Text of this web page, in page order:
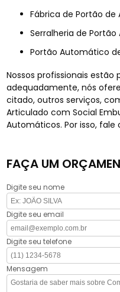
Fábrica de Portão de
Serralheria de
Portão Automático
Nossos profissionais
adequadamente, nós
citado, outros serviços,
Articulado com Social
Automáticos. Por isso, fale
FAÇA UM
Digite seu nome
Digite seu email
Digite seu telefone
Mensagem